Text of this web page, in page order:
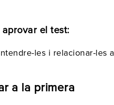
el test:
les i relacionar-
a la primera